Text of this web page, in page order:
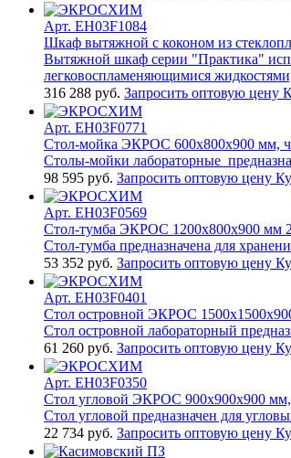
Арт. EH03F1084
Шкаф вытяжной с коконом из
Вытяжной шкаф серии "Практика"
легковоспламеняющимися
316 288 руб. Запросить оптовую цену
Арт. EH03F0771
Стол-мойка ЭКРОС 600х800х900
Столы-мойки лабораторные
98 595 руб. Запросить оптовую цену
Арт. EH03F0569
Стол-тумба ЭКРОС 1200х800х900 мм
Стол-тумба предназначена для
53 352 руб. Запросить оптовую цену
Арт. EH03F0401
Стол островной ЭКРОС
Стол островной лабораторный
61 260 руб. Запросить оптовую цену
Арт. EH03F0350
Стол угловой ЭКРОС 900х900х900
Стол угловой предназначен для
22 734 руб. Запросить оптовую цену